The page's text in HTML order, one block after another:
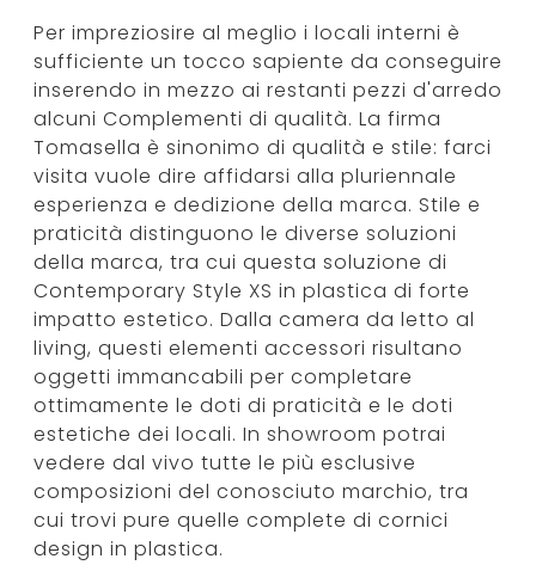
Per impreziosire al meglio i locali interni è
sufficiente un tocco sapiente da conseguire
inserendo in mezzo ai restanti pezzi d'arredo
alcuni Complementi di qualità. La firma
Tomasella è sinonimo di qualità e stile: farci
visita vuole dire affidarsi alla pluriennale
esperienza e dedizione della marca. Stile e
praticità distinguono le diverse soluzioni
della marca, tra cui questa soluzione di
Contemporary Style XS in plastica di forte
impatto estetico. Dalla camera da letto al
living, questi elementi accessori risultano
oggetti immancabili per completare
ottimamente le doti di praticità e le doti
estetiche dei locali. In showroom potrai
vedere dal vivo tutte le più esclusive
composizioni del conosciuto marchio, tra
cui trovi pure quelle complete di cornici
design in plastica.